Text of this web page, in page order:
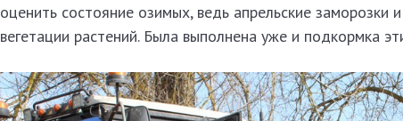
оценить состояние озимых, ведь апрельские заморозки
вегетации растений. Была выполнена уже и подкормка